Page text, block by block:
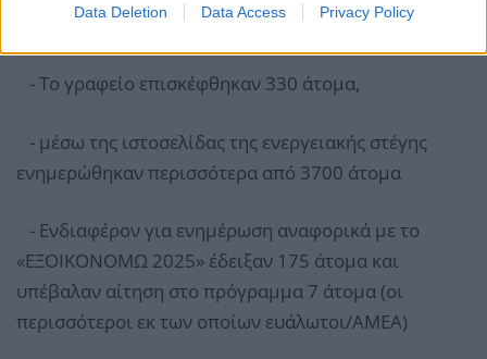
Data Deletion Data Access Privacy Policy
εβδομάδα):
- Το γραφείο επισκέφθηκαν 330 άτομα,
- μέσω της ιστοσελίδας της ενεργειακής στέγης
ενημερώθηκαν περισσότερα από 3700 άτομα
- Ενδιαφέρον για ενημέρωση αναφορικά με το
«ΕΞΟΙΚΟΝΟΜΩ 2025» έδειξαν 175 άτομα και
υπέβαλαν αίτηση στο πρόγραμμα 7 άτομα (οι
περισσότεροι εκ των οποίων ευάλωτοι/ΑΜΕΑ)